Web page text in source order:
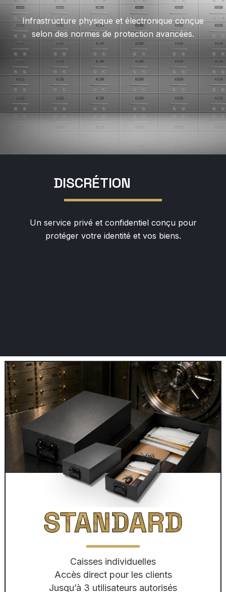
Infrastructure physique et électronique conçue
selon des normes de protection avancées.
DISCRÉTION
Un service privé et confidentiel conçu pour
protéger votre identité et vos biens.
STANDARD
Caisses individuelles
Accès direct pour les clients
Jusqu’à 3 utilisateurs autorisés